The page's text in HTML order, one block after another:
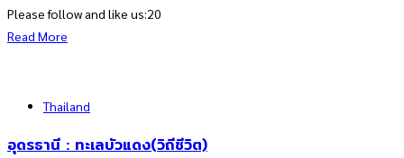
Please follow and like us:20
Read More
Thailand
อุดรธานี : ทะเลบัวแดง(วิถีชีวิต)